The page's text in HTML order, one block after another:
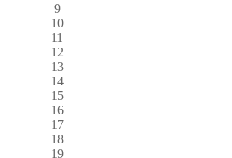
9
10
11
12
13
14
15
16
17
18
19